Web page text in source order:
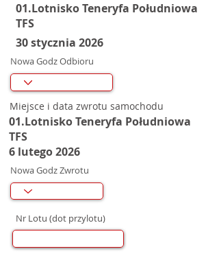
01.Lotnisko Teneryfa Południowa
TFS
30 stycznia 2026
Nowa Godz Odbioru
Miejsce i data zwrotu samochodu
01.Lotnisko Teneryfa Południowa
TFS
6 lutego 2026
Nowa Godz Zwrotu
Nr Lotu (dot przylotu)